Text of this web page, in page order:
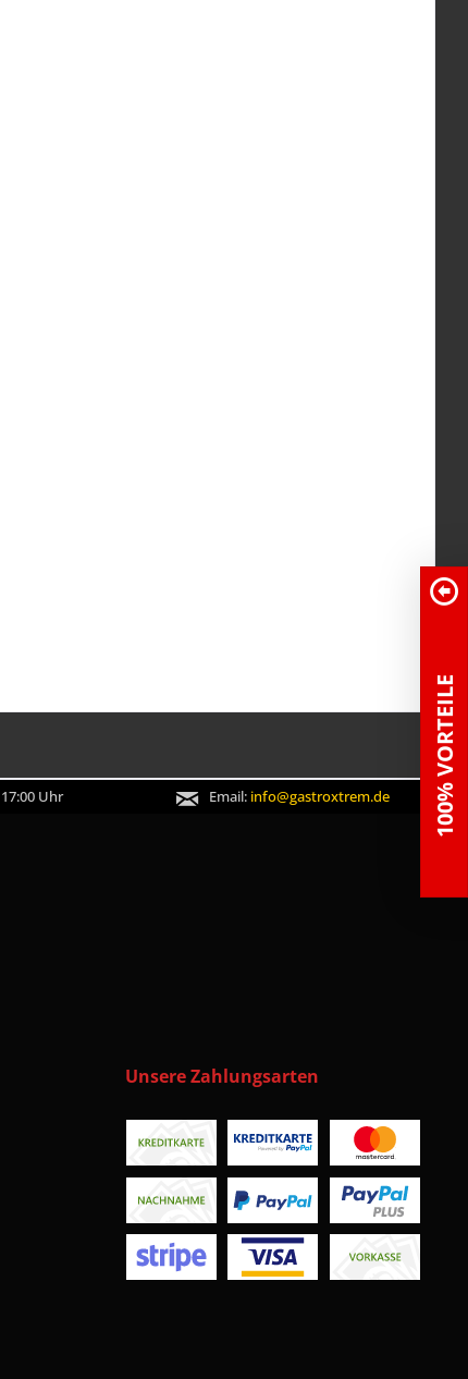
Uhr Email: info@gastroxtrem.de
Unsere Zahlungsarten
100% VORTEILE